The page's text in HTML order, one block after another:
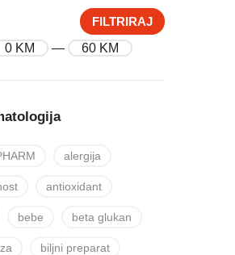
FILTRIRAJ
0 KM — 60 KM
alergija
antioxidant
bebe beta glukan
biljni preparat